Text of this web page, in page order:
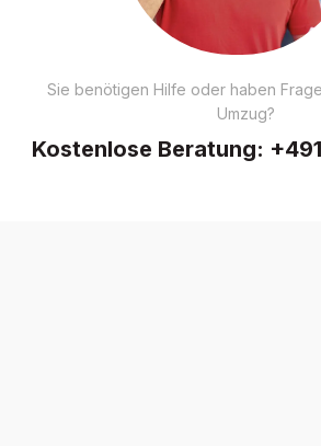
Sie benötigen Hilfe oder haben
Umzug?
Kostenlose Beratung: